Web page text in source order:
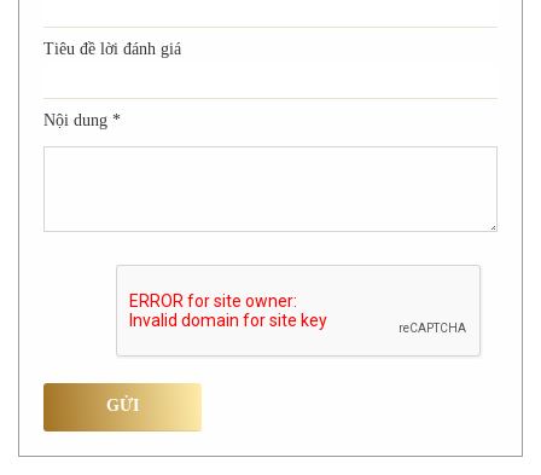
Nội dung *
Tiêu đề lời đánh giá